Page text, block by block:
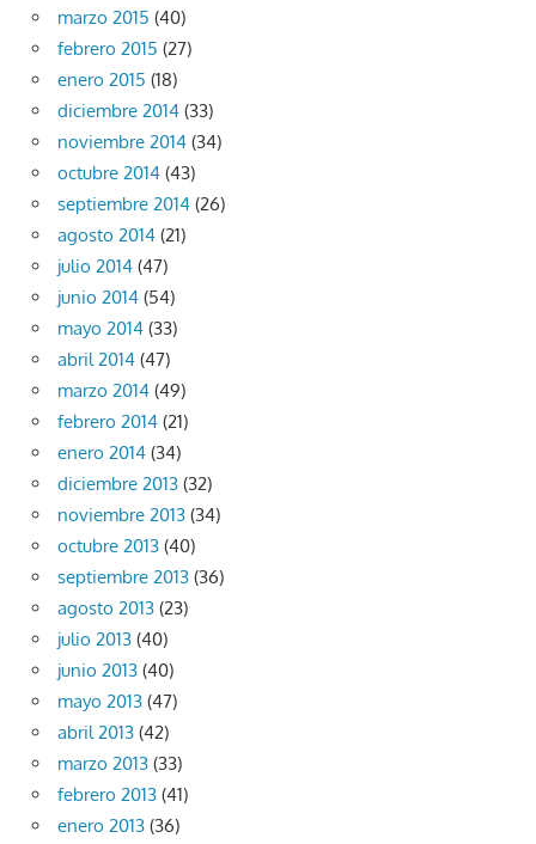
marzo 2015 (40)
febrero 2015 (27)
enero 2015 (18)
diciembre 2014 (33)
noviembre 2014 (34)
octubre 2014 (43)
septiembre 2014 (26)
agosto 2014 (21)
julio 2014 (47)
junio 2014 (54)
mayo 2014 (33)
abril 2014 (47)
marzo 2014 (49)
febrero 2014 (21)
enero 2014 (34)
diciembre 2013 (32)
noviembre 2013 (34)
octubre 2013 (40)
septiembre 2013 (36)
agosto 2013 (23)
julio 2013 (40)
junio 2013 (40)
mayo 2013 (47)
abril 2013 (42)
marzo 2013 (33)
febrero 2013 (41)
enero 2013 (36)